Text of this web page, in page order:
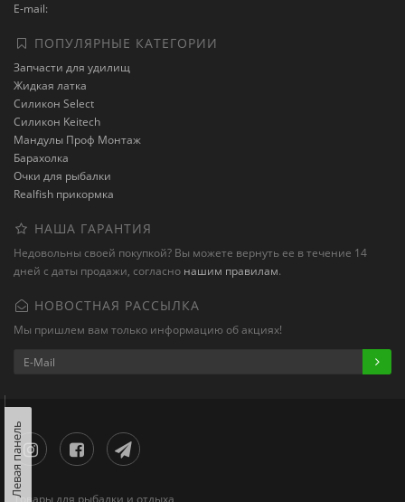
E-mail:
ПОПУЛЯРНЫЕ КАТЕГОРИИ
Запчасти для удилищ
Жидкая латка
Силикон Select
Силикон Keitech
Мандулы Проф Монтаж
Барахолка
Очки для рыбалки
Realfish прикормка
НАША ГАРАНТИЯ
Недовольны своей покупкой? Вы можете вернуть ее в течение 14
дней с даты продажи, согласно нашим правилам.
НОВОСТНАЯ РАССЫЛКА
Мы пришлем вам только информацию об акциях!
Левая панель